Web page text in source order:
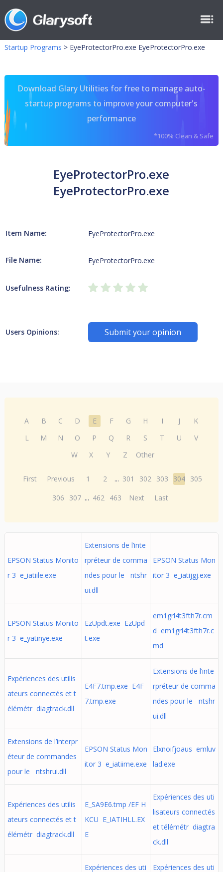
Startup Programs > EyeProtectorPro.exe EyeProtectorPro.exe
Download Glary Utilities for free to manage auto-
startup programs to improve your computer's
performance
*100% Clean & Safe
EyeProtectorPro.exe
EyeProtectorPro.exe
Item Name: EyeProtectorPro.exe
File Name: EyeProtectorPro.exe
Usefulness Rating:
Users Opinions: Submit your opinion
A B C D E F G H I J
K
L
M N O P Q R S T U
V
W
X Y Z Other
First Previous 1 2 ... 301 302 303 304 305
306
307 ... 462 463 Next Last
EPSON Status Monito
r 3 e_iatiile.exe
Extensions de l’inte
rpréteur de comma
ndes pour le ntshr
ui.dll
EPSON Status Mon
itor 3 e_iatijgj.exe
EPSON Status Monito
r 3 e_yatinye.exe
EzUpdt.exe EzUpd
t.exe
em1grl4t3fth7r.cm
d em1grl4t3fth7r.c
md
Expériences des utilis
ateurs connectés et t
élémétr diagtrack.dll
E4F7.tmp.exe E4F
7.tmp.exe
Extensions de l’inte
rpréteur de comma
ndes pour le ntshr
ui.dll
Extensions de l’interpr
éteur de commandes
pour le ntshrui.dll
EPSON Status Mon
itor 3 e_iatiime.exe
Elxnoifjoaus emluv
lad.exe
Expériences des utilis
ateurs connectés et t
élémétr diagtrack.dll
E_SA9E6.tmp /EF H
KCU E_IATIHLL.EX
E
Expériences des uti
lisateurs connectés
et télémétr diagtra
ck.dll
Expériences des uti
Expériences des uti